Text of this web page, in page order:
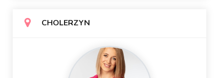
CHOLERZYN